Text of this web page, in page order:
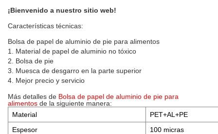
¡Bienvenido a nuestro sitio web!
Características técnicas:
Bolsa de papel de aluminio de pie para alimentos
1. Material de papel de aluminio no tóxico
2. Bolsa de pie
3. Muesca de desgarro en la parte superior
4. Mejor precio y servicio
Más detalles de Bolsa de papel de aluminio de pie para
alimentos de la siguiente manera:
Material
PET+AL+PE
Espesor
100 micras